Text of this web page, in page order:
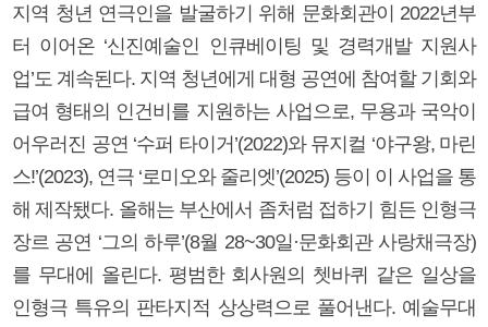
지역 청년 연극인을 발굴하기 위해 문화회관이 2022년부
터 이어온 ‘신진예술인 인큐베이팅 및 경력개발 지원사
업’도 계속된다. 지역 청년에게 대형 공연에 참여할 기회와
급여 형태의 인건비를 지원하는 사업으로, 무용과 국악이
어우러진 공연 ‘수퍼 타이거’(2022)와 뮤지컬 ‘야구왕, 마린
스!’(2023), 연극 ‘로미오와 줄리엣’(2025) 등이 이 사업을 통
해 제작됐다. 올해는 부산에서 좀처럼 접하기 힘든 인형극
장르 공연 ‘그의 하루’(8월 28~30일·문화회관 사랑채극장)
를 무대에 올린다. 평범한 회사원의 쳇바퀴 같은 일상을
인형극 특유의 판타지적 상상력으로 풀어낸다. 예술무대